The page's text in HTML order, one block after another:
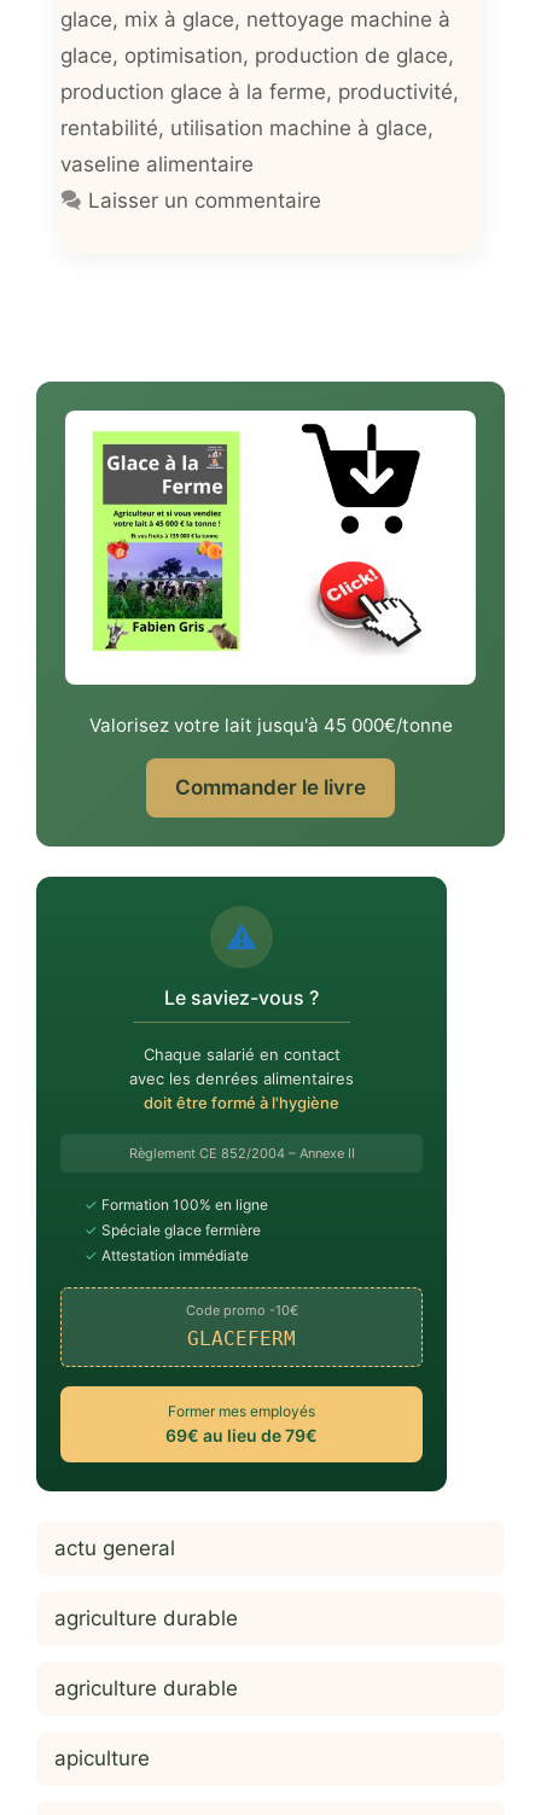
glace, mix à glace, nettoyage machine à
glace, optimisation, production de glace,
production glace à la ferme, productivité,
rentabilité, utilisation machine à glace,
vaseline alimentaire
Laisser un commentaire
Valorisez votre lait jusqu'à 45 000€/tonne
Commander le livre
⚠️
Le saviez-vous ?
Chaque salarié en contact
avec les denrées alimentaires
doit être formé à l'hygiène
Règlement CE 852/2004 – Annexe II
✓ Formation 100% en ligne
✓ Spéciale glace fermière
✓ Attestation immédiate
Code promo -10€
GLACEFERM
Former mes employés
69€ au lieu de 79€
actu general
agriculture durable
agriculture durable
apiculture